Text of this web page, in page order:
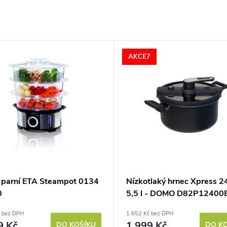
ETA Steampot 0134
DPH
DO KOŠÍKU
AKCE7
Nízkotlaký hrnec Xpress
5,5 l - DOMO
1 652 Kč bez DPH
DO